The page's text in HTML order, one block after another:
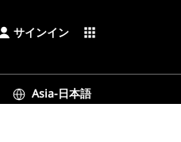
サインイン apps
Asia-日本語